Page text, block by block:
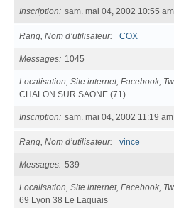
Inscription sam. mai 04, 2002 10:55 am
Rang, Nom d’utilisateur COX
Messages 1045
Localisation, Site internet, Facebook,
CHALON SUR SAONE (71)
Inscription sam. mai 04, 2002 11:19 am
Rang, Nom d’utilisateur vince
Messages 539
Localisation, Site internet, Facebook,
69 Lyon 38 Le Laquais